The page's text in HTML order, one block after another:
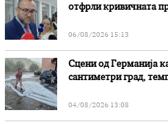
отфрли кривичната
06/08/2026 15:13
Сцени од Германија
сантиметри град,
04/08/2026 13:08